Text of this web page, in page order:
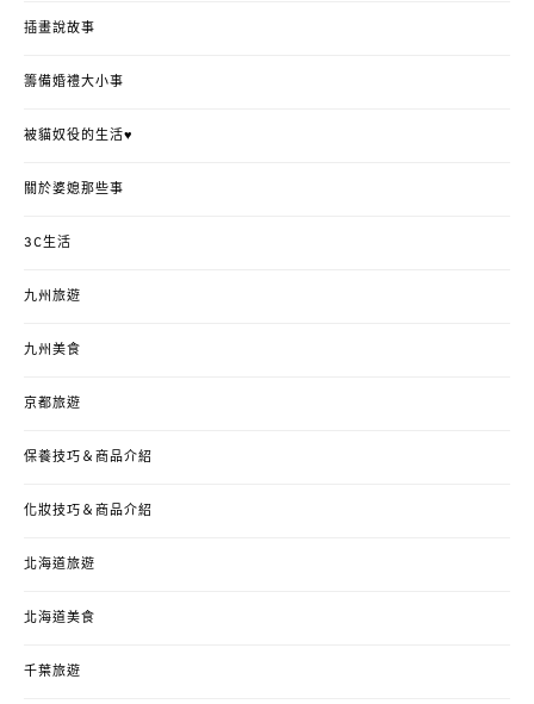
插畫說故事
籌備婚禮大小事
被貓奴役的生活♥
關於婆媳那些事
3C生活
九州旅遊
九州美食
京都旅遊
保養技巧＆商品介紹
化妝技巧＆商品介紹
北海道旅遊
北海道美食
千葉旅遊